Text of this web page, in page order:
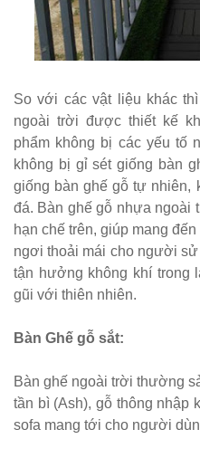
các mẫu
chân bàn
cafe, chân
bàn decor,
chân bàn
inox, chân
bàn ăn hot
trend 2023
Ghế decor
ghế xoay
Ghế Eames
chân gỗ bọc
So với các vật liệu khác
ngoài trời được thiết kế
phẩm không bị các yếu tố
không bị gỉ sét giống bàn
giống bàn ghế gỗ tự nhiên,
đá. Bàn ghế gỗ nhựa ngoài
hạn chế trên, giúp mang
ngơi thoải mái cho người
tận hưởng không khí trong
gũi với thiên nhiên.
Bàn Ghế gỗ sắt:
Bàn ghế ngoài trời thường
tần bì (Ash), gỗ thông nhập
sofa mang tới cho người